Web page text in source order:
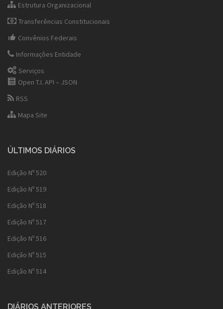
Estrutura Organizacional
Transferências Constitucionais
Convênios Federais
Informações Entidade
Serviços
Open T.I. API – JSON
RSS
Mapa Site
ÚLTIMOS DIÁRIOS
Edição Nº 520
Edição Nº 519
Edição Nº 518
Edição Nº 517
Edição Nº 516
Edição Nº 515
Edição Nº 514
DIÁRIOS ANTERIORES